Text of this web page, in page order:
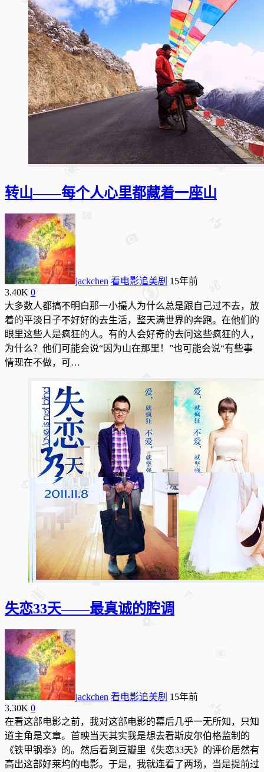
转山——每个人心里都藏着一座山
jackchen 看电影追美剧 15年前
3.40K 0
大多数人都搞不明白那一小撮人为什么总是跟自己过不去，放
着的平淡日子不好好的去生活，整天满世界的奔跑。在他们的
眼里这些人是疯狂的人。有的人会好奇的去问这些疯狂的人，
为什么？他们可能会说“因为山在那里！”也可能会说“有些事
情现在不做，可…
失恋33天——最真诚的腔调
jackchen 看电影追美剧 15年前
3.30K 0
在看这部电影之前，我对这部电影的幕后几乎一无所知，只知
道主角是文章。首映当天其实我是想去看斯皮尔伯格监制的
《铁甲钢拳》的。然后看到豆瓣里《失恋33天》的评价居然有
高出这部好莱坞的电影。于是，我就连看了两场，当是提前过